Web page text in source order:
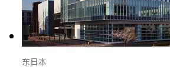
东日本